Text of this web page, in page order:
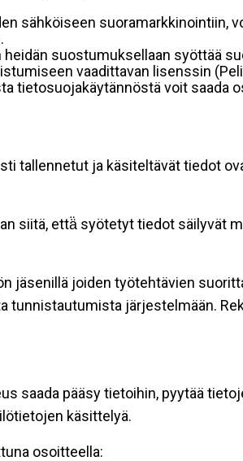
sähköiseen suoramarkkinointiin,
suostumuksellaan syöttää
vaadittavan lisenssin
tietosuojakäytännöstä voit saada
tallennetut ja käsiteltävät tiedot
siitä, että̈ syötetyt tiedot säilyvät
jäsenillä joiden työtehtävien
tunnistautumista järjestelmään.
saada pääsy tietoihin, pyytää
käsittelyä.
osoitteella: